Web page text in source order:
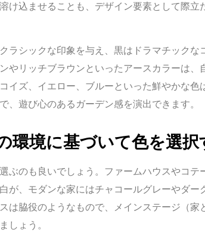
け込ませることも、デザイン要素として際立
ラシックな印象を与え、黒はドラマチックな
やリッチブラウンといったアースカラーは、
イズ、イエロー、ブルーといった鮮やかな色
、遊び心のあるガーデン感を演出できます。
環境に基づいて色を選択
ぶのも良いでしょう。ファームハウスやコテ
が、モダンな家にはチャコールグレーやダー
は脇役のようなもので、メインステージ（家
しょう。